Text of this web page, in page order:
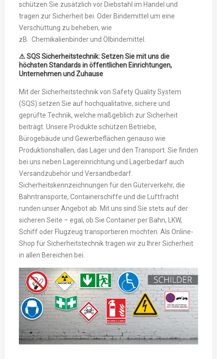
schützen Sie zusätzlich vor Diebstahl im Handel und
tragen zur Sicherheit bei. Oder Bindemittel um eine
Verschüttung zu beheben, wie
zB. Chemikalienbinder und Ölbindemittel.
⚠ SQS Sicherheitstechnik: Setzen Sie mit uns die
höchsten Standards in öffentlichen Einrichtungen,
Unternehmen und Zuhause
Mit der Sicherheitstechnik von Safety Quality System
(SQS) setzen Sie auf hochqualitative, sichere und
geprüfte Technik, welche maßgeblich zur Sicherheit
beiträgt. Unsere Produkte schützen Betriebe,
Bürogebäude und Gewerbeflächen genauso wie
Produktionshallen, das Lager und den Transport. Sie finden
bei uns neben Lagereinrichtung und Lagerbedarf auch
Versandzubehör und Versandbedarf.
Sicherheitskennzeichnungen für den Güterverkehr, die
Bahntransporte, Containerschiffe und die Luftfracht
runden unser Angebot ab. Mit uns sind Sie stets auf der
sicheren Seite – egal, ob Sie Container per Bahn, LKW,
Schiff oder Flugzeug transportieren möchten. Als Online-
Shop für Sicherheitstechnik tragen wir zu Ihrer Sicherheit
in allen Bereichen bei.